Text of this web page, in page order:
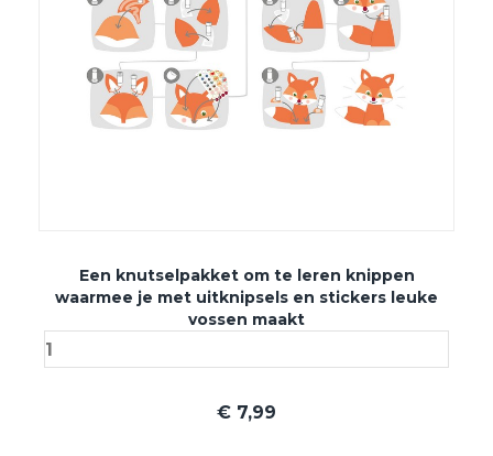
Een knutselpakket om te leren knippen
waarmee je met uitknipsels en stickers leuke
vossen maakt
€ 7,99